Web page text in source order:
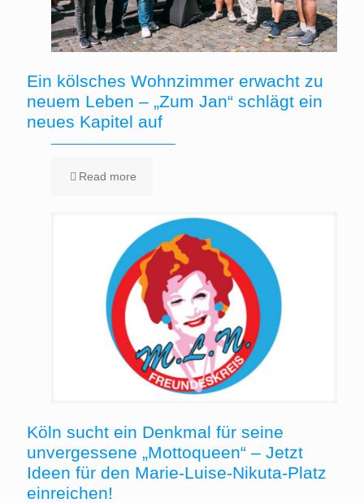
Ein kölsches Wohnzimmer erwacht zu
neuem Leben – „Zum Jan“ schlägt ein
neues Kapitel auf
Read more
Köln sucht ein Denkmal für seine
unvergessene „Mottoqueen“ – Jetzt
Ideen für den Marie-Luise-Nikuta-Platz
einreichen!